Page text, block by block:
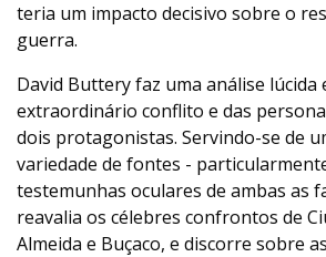
teria um impacto decisivo sobre o
guerra.
David Buttery faz uma análise lúcida
extraordinário conflito e das
dois protagonistas. Servindo-se de
variedade de fontes -
testemunhas oculares de ambas as
reavalia os célebres confrontos de
Almeida e Buçaco, e discorre sobre